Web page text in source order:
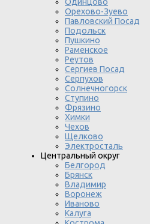
Орехово-Зуево
Павловский Посад
Подольск
Пушкино
Раменское
Реутов
Сергиев Посад
Серпухов
Солнечногорск
Ступино
Фрязино
Химки
Чехов
Щелково
Электросталь
Центральный округ
Белгород
Брянск
Владимир
Воронеж
Иваново
Калуга